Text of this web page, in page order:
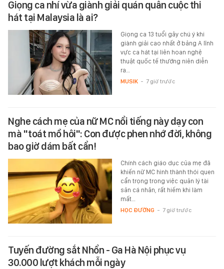
Giọng ca nhí vừa giành giải quán quân cuộc thi
hát tại Malaysia là ai?
Giọng ca 13 tuổi gây chú ý khi
giành giải cao nhất ở bảng A lĩnh
vực ca hát tại liên hoan nghệ
thuật quốc tế thường niên diễn
ra…
MUSIK - 7 giờ trước
Nghe cách mẹ của nữ MC nổi tiếng này dạy con
mà "toát mồ hôi": Con được phen nhớ đời, không
bao giờ dám bất cẩn!
Chính cách giáo dục của mẹ đã
khiến nữ MC hình thành thói quen
cẩn trọng trong việc quản lý tài
sản cá nhân, rất hiếm khi làm
mất…
HỌC ĐƯỜNG - 7 giờ trước
Tuyến đường sắt Nhổn - Ga Hà Nội phục vụ
30.000 lượt khách mỗi ngày